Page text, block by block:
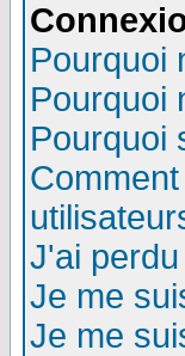
Pourquoi
Pourquoi
Pourquoi
J'ai
Je me
Je me